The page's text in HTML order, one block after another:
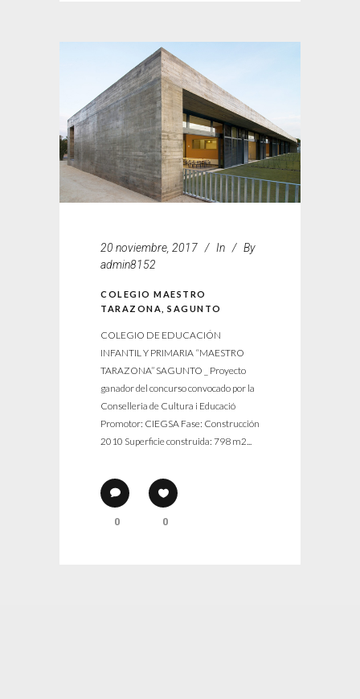
20 noviembre, 2017 In
By
admin8152
COLEGIO MAESTRO
TARAZONA, SAGUNTO
COLEGIO DE EDUCACIÓN
INFANTIL Y PRIMARIA “MAESTRO
TARAZONA” SAGUNTO _ Proyecto
ganador del concurso convocado por la
Conselleria de Cultura i Educació
Promotor: CIEGSA Fase: Construcción
2010 Superficie construida: 798 m2...
0 0